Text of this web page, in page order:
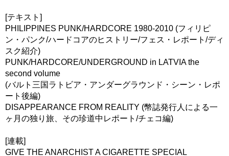
[テキスト]
PHILIPPINES PUNK/HARDCORE 1980-2010 (フィリピ
ン・パンク/ハードコアのヒストリー/フェス・レポート/ディ
スク紹介)
PUNK/HARDCORE/UNDERGROUND in LATVIA the
second volume
(バルト三国ラトビア・アンダーグラウンド・シーン・レポ
ート後編)
DISAPPEARANCE FROM REALITY (幣誌発行人による一
ヶ月の独り旅、その珍道中レポート/チェコ編)
[連載]
GIVE THE ANARCHIST A CIGARETTE SPECIAL